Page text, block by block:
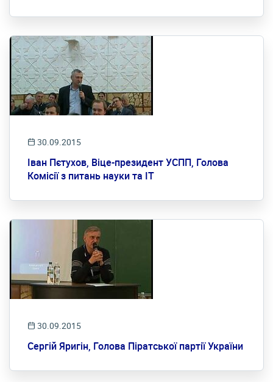
30.09.2015
Іван Пєтухов, Віце-президент УСПП, Голова
Комісії з питань науки та ІТ
30.09.2015
Сергій Яригін, Голова Піратської партії України